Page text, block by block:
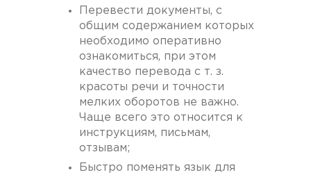
Перевести документы, с
общим содержанием которых
необходимо оперативно
ознакомиться, при этом
качество перевода с т. з.
красоты речи и точности
мелких оборотов не важно.
Чаще всего это относится к
инструкциям, письмам,
отзывам;
Быстро поменять язык для